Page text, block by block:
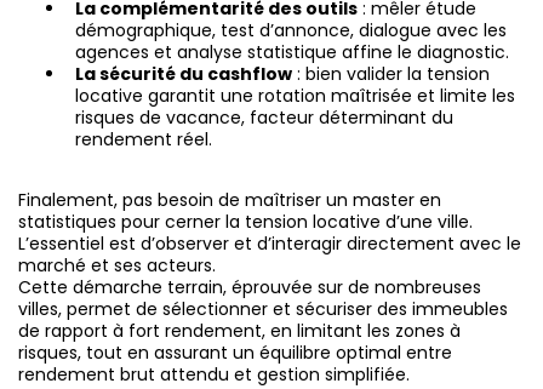
La complémentarité des outils : mêler étude
démographique, test d’annonce, dialogue avec les
agences et analyse statistique affine le diagnostic.
La sécurité du cashflow : bien valider la tension
locative garantit une rotation maîtrisée et limite les
risques de vacance, facteur déterminant du
rendement réel.
Finalement, pas besoin de maîtriser un master en
statistiques pour cerner la tension locative d’une ville.
L’essentiel est d’observer et d’interagir directement avec le
marché et ses acteurs.
Cette démarche terrain, éprouvée sur de nombreuses
villes, permet de sélectionner et sécuriser des immeubles
de rapport à fort rendement, en limitant les zones à
risques, tout en assurant un équilibre optimal entre
rendement brut attendu et gestion simplifiée.